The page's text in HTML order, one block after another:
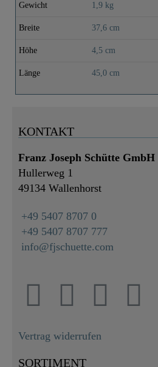
Gewicht 1,9 kg
Breite 37,6 cm
Höhe 4,5 cm
Länge 45,0 cm
KONTAKT
Franz Joseph Schütte GmbH
Hullerweg 1
49134 Wallenhorst
+49 5407 8707 0
+49 5407 8707 777
info@fjschuette.com
Vertrag widerrufen
SORTIMENT